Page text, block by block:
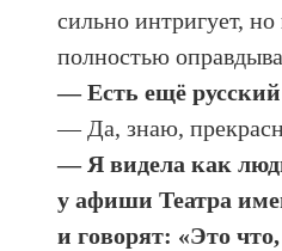
сильно интригует, но
полностью
— Есть ещё
— Да, знаю,
— Я видела как
у афиши Театра
и говорят: «Это